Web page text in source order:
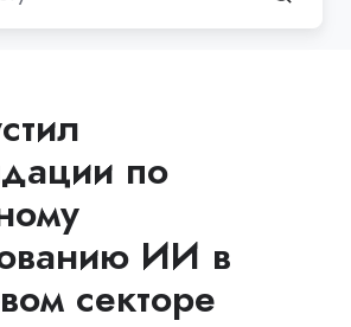
по
ИИ в
секторе